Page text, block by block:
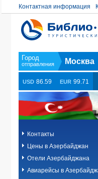
Контактная информация
Москва
USD 86.59 EUR 99.71
Контакты
Цены в Азербайджан
Отели Азербайджана
Авиарейсы в